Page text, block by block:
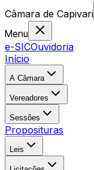
Câmara de Capivari
Menu
e-SICOuvidoria
Início
A Câmara
Vereadores
Sessões
Proposituras
Leis